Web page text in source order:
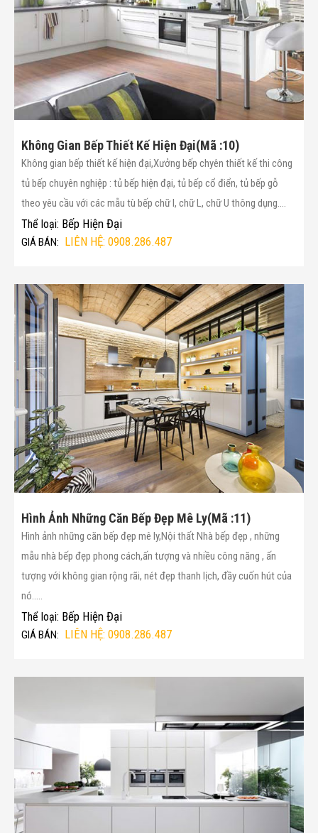
Không Gian Bếp Thiết Kế Hiện Đại(Mã :10)
Không gian bếp thiết kế hiện đại,Xưởng bếp chyên thiết kế thi công
tủ bếp chuyên nghiệp : tủ bếp hiện đại, tủ bếp cổ điển, tủ bếp gỗ
theo yêu cầu với các mẫu tù bếp chữ I, chữ L, chữ U thông dụng....
Thể loại: Bếp Hiện Đại
GIÁ BÁN: LIÊN HỆ: 0908.286.487
Hình Ảnh Những Căn Bếp Đẹp Mê Ly(Mã :11)
Hình ảnh những căn bếp đẹp mê ly,Nội thất Nhà bếp đẹp , những
mẫu nhà bếp đẹp phong cách,ấn tượng và nhiều công năng , ấn
tượng với không gian rộng rãi, nét đẹp thanh lịch, đầy cuốn hút của
nó.....
Thể loại: Bếp Hiện Đại
GIÁ BÁN: LIÊN HỆ: 0908.286.487